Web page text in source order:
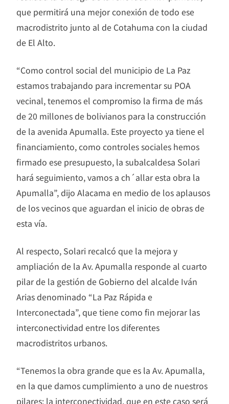
que permitirá una mejor conexión de todo ese
macrodistrito junto al de Cotahuma con la ciudad
de El Alto.
“Como control social del municipio de La Paz
estamos trabajando para incrementar su POA
vecinal, tenemos el compromiso la firma de más
de 20 millones de bolivianos para la construcción
de la avenida Apumalla. Este proyecto ya tiene el
financiamiento, como controles sociales hemos
firmado ese presupuesto, la subalcaldesa Solari
hará seguimiento, vamos a ch´allar esta obra la
Apumalla”, dijo Alacama en medio de los aplausos
de los vecinos que aguardan el inicio de obras de
esta vía.
Al respecto, Solari recalcó que la mejora y
ampliación de la Av. Apumalla responde al cuarto
pilar de la gestión de Gobierno del alcalde Iván
Arias denominado “La Paz Rápida e
Interconectada”, que tiene como fin mejorar las
interconectividad entre los diferentes
macrodistritos urbanos.
“Tenemos la obra grande que es la Av. Apumalla,
en la que damos cumplimiento a uno de nuestros
pilares: la interconectividad, que en este caso será